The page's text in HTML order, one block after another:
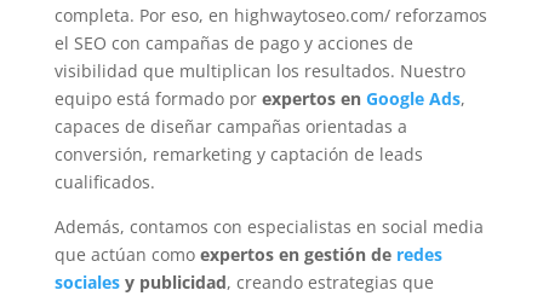
completa. Por eso, en highwaytoseo.com/ reforzamos
el SEO con campañas de pago y acciones de
visibilidad que multiplican los resultados. Nuestro
equipo está formado por expertos en Google Ads,
capaces de diseñar campañas orientadas a
conversión, remarketing y captación de leads
cualificados.
Además, contamos con especialistas en social media
que actúan como expertos en gestión de redes
socialesy publicidad, creando estrategias que